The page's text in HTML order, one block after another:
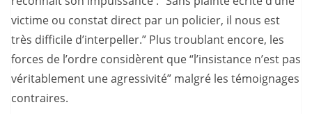
victime ou constat direct par un policier, il nous est
très difficile d’interpeller.” Plus troublant encore, les
forces de l’ordre considèrent que “l’insistance n’est pas
véritablement une agressivité” malgré les témoignages
contraires.